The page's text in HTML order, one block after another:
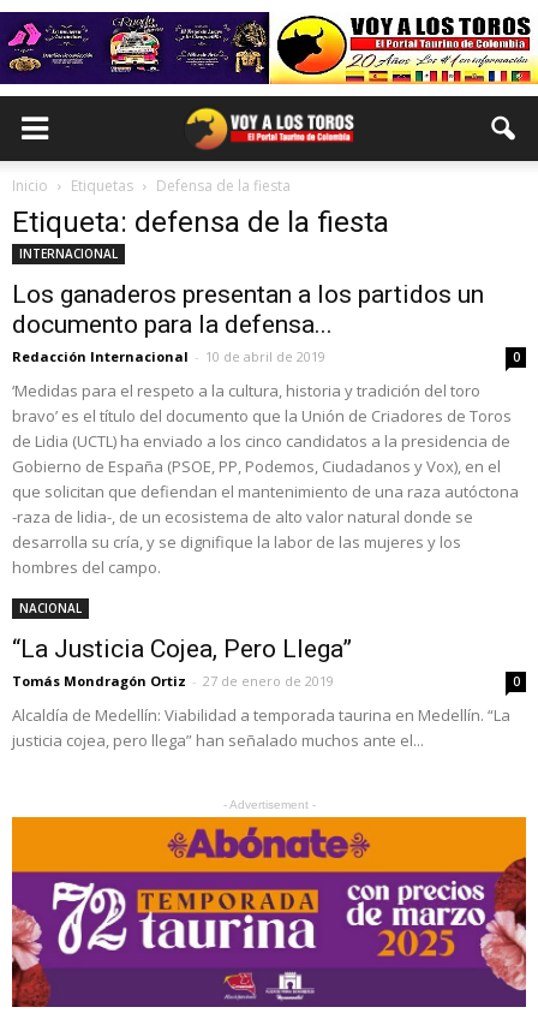
Inicio Etiquetas Defensa de la fiesta
Etiqueta: defensa de la fiesta
INTERNACIONAL
Los ganaderos presentan a los partidos un
documento para la defensa...
Redacción Internacional - 10 de abril de 2019 0
‘Medidas para el respeto a la cultura, historia y tradición del toro
bravo’ es el título del documento que la Unión de Criadores de Toros
de Lidia (UCTL) ha enviado a los cinco candidatos a la presidencia de
Gobierno de España (PSOE, PP, Podemos, Ciudadanos y Vox), en el
que solicitan que defiendan el mantenimiento de una raza autóctona
-raza de lidia-, de un ecosistema de alto valor natural donde se
desarrolla su cría, y se dignifique la labor de las mujeres y los
hombres del campo.
NACIONAL
“La Justicia Cojea, Pero Llega”
Tomás Mondragón Ortiz - 27 de enero de 2019 0
Alcaldía de Medellín: Viabilidad a temporada taurina en Medellín. “La
justicia cojea, pero llega” han señalado muchos ante el...
- Advertisement -